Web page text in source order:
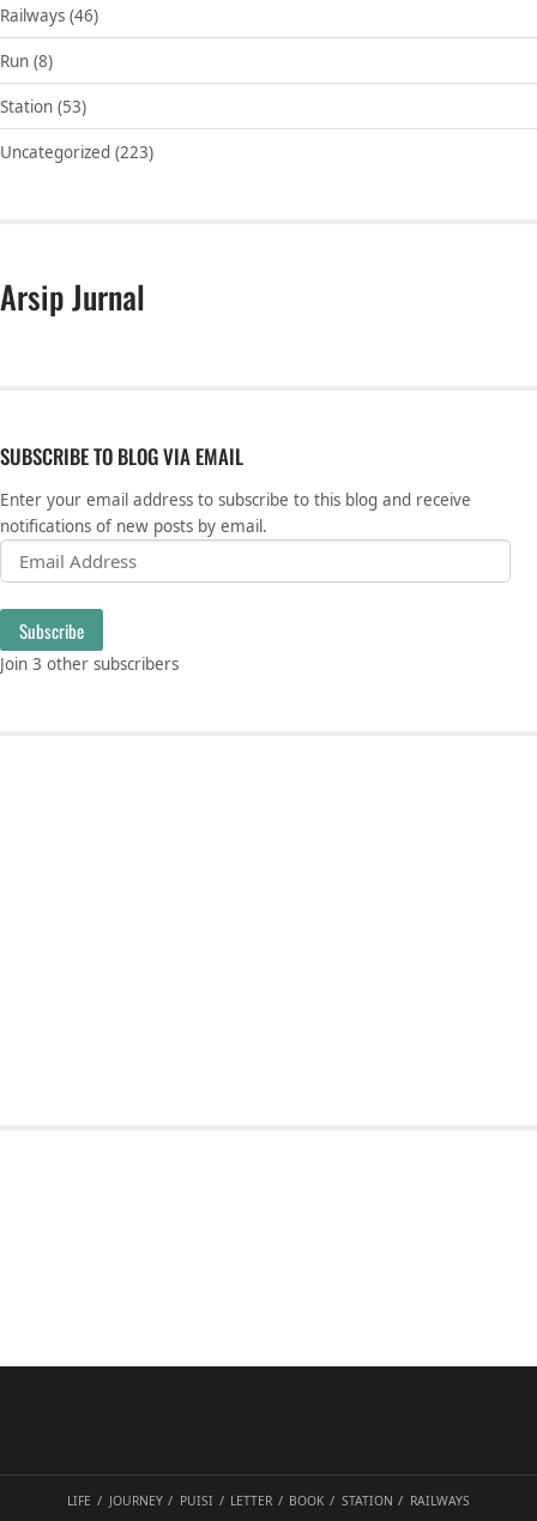
Railways (46)
Run (8)
Station (53)
Uncategorized (223)
Arsip Jurnal
SUBSCRIBE TO BLOG VIA EMAIL
Enter your email address to subscribe to this blog and receive
notifications of new posts by email.
Email Address
Subscribe
Join 3 other subscribers
LIFE JOURNEY PUISI LETTER BOOK STATION RAILWAYS